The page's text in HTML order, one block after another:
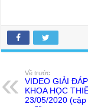
Về trước
VIDEO GIẢI
KHOA HỌC
23/05/2020